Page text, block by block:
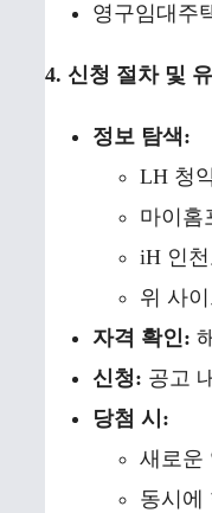
영구임대주
4. 신청 절차 및
정보 탐색:
LH 청
마이홈
iH 인
위 사
자격 확인:
신청: 공고
당첨 시:
새로운
동시에